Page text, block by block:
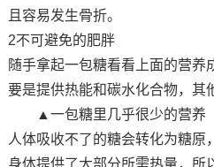
且容易发生骨折。
2不可避免的肥胖
随手拿起一包糖看看上面的营养
要是提供热能和碳水化合物，其
▲一包糖里几乎很少的营养
人体吸收不了的糖会转化为糖原